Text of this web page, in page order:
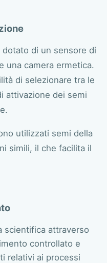
di un sensore di
una camera ermetica.
di selezionare tra le
attivazione dei semi
utilizzati semi della
simili, il che facilita il
scientifica attraverso
controllato e
relativi ai processi